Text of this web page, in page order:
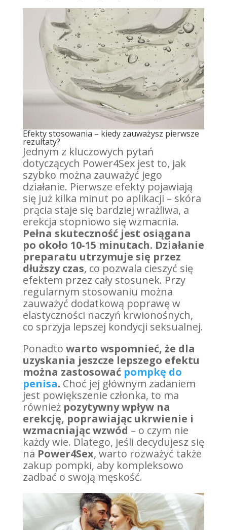
Efekty stosowania – kiedy zauważysz pierwsze
rezultaty?
Jednym z kluczowych pytań
dotyczących Power4Sex jest to, jak
szybko można zauważyć jego
działanie. Pierwsze efekty pojawiają
się już kilka minut po aplikacji – skóra
prącia staje się bardziej wrażliwa, a
erekcja stopniowo się wzmacnia.
Pełna skuteczność jest osiągana
po około 10-15 minutach. Działanie
preparatu utrzymuje się przez
dłuższy czas, co pozwala cieszyć się
efektem przez cały stosunek. Przy
regularnym stosowaniu można
zauważyć dodatkową poprawę w
elastyczności naczyń krwionośnych,
co sprzyja lepszej kondycji seksualnej.
Ponadto warto wspomnieć, że dla
uzyskania jeszcze lepszego efektu
można zastosować pompkę do
penisa. Choć jej głównym zadaniem
jest powiększenie członka, to ma
również pozytywny wpływ na
erekcję, poprawiając ukrwienie i
wzmacniając wzwód – o czym nie
każdy wie. Dlatego, jeśli decydujesz się
na Power4Sex, warto rozważyć także
zakup pompki, aby kompleksowo
zadbać o swoją męskość.